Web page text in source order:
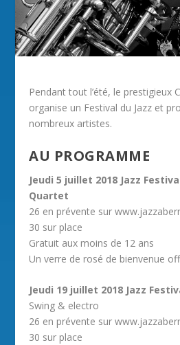
Pendant tout l’été, le prestigieux
organise un Festival du Jazz et
nombreux artistes.
AU PROGRAMME
Jeudi 5 juillet 2018 Jazz
Quartet
26 en prévente sur
30 sur place
Gratuit aux moins de 12 ans
Un verre de rosé de bienvenue
Jeudi 19 juillet 2018 Jazz
Swing & electro
26 en prévente sur
30 sur place